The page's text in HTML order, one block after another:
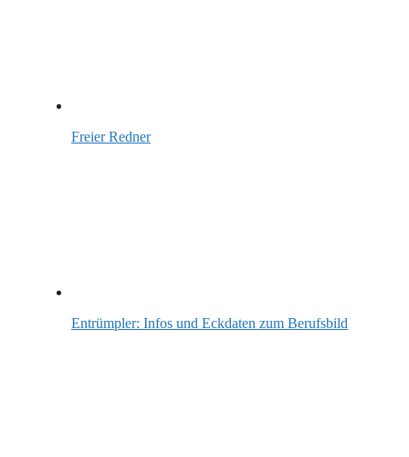
Freier Redner
Entrümpler: Infos und Eckdaten zum Berufsbild